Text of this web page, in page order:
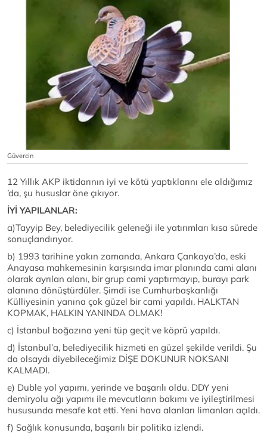
Güvercin
12 Yıllık AKP iktidarının iyi ve kötü yaptıklarını ele aldığımız
’da, şu hususlar öne çıkıyor.
İYİ YAPILANLAR:
a)Tayyip Bey, belediyecilik geleneği ile yatırımları kısa sürede
sonuçlandırıyor.
b) 1993 tarihine yakın zamanda, Ankara Çankaya’da, eski
Anayasa mahkemesinin karşısında imar planında cami alanı
olarak ayrılan alanı, bir grup cami yaptırmayıp, burayı park
alanına dönüştürdüler. Şimdi ise Cumhurbaşkanlığı
Külliyesinin yanına çok güzel bir cami yapıldı. HALKTAN
KOPMAK, HALKIN YANINDA OLMAK!
c) İstanbul boğazına yeni tüp geçit ve köprü yapıldı.
d) İstanbul’a, belediyecilik hizmeti en güzel şekilde verildi. Şu
da olsaydı diyebileceğimiz DİŞE DOKUNUR NOKSANI
KALMADI.
e) Duble yol yapımı, yerinde ve başarılı oldu. DDY yeni
demiryolu ağı yapımı ile mevcutların bakımı ve iyileştirilmesi
hususunda mesafe kat etti. Yeni hava alanları limanları açıldı.
f) Sağlık konusunda, başarılı bir politika izlendi.